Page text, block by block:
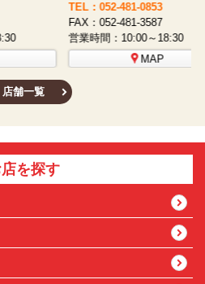
TEL：052-481-0853
FAX：052-481-3587
営業時間：10:00～18:30
店舗一覧
を探す